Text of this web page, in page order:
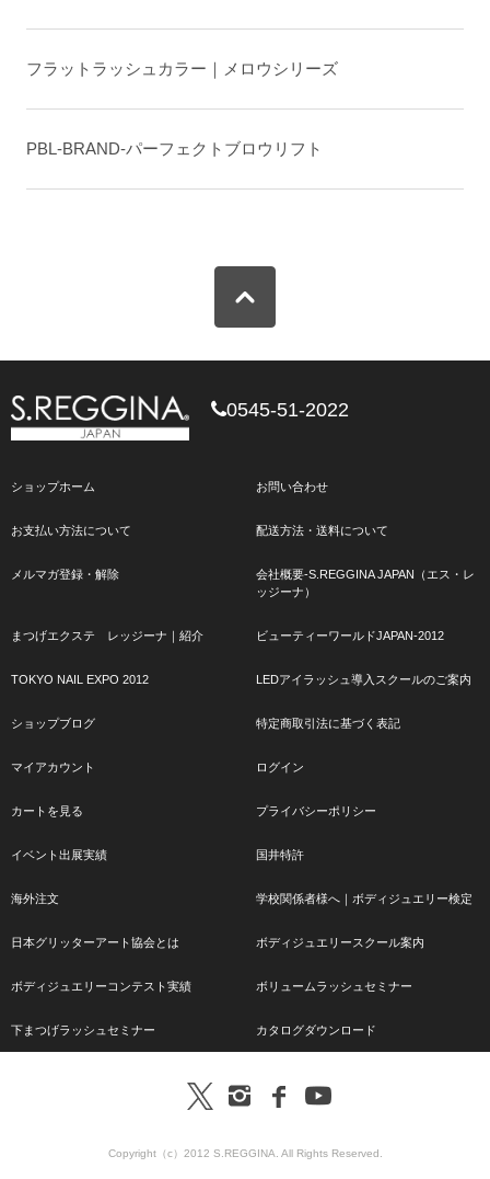
フラットラッシュカラー｜メロウシリーズ
PBL-BRAND-パーフェクトブロウリフト
0545-51-2022
ショップホーム お問い合わせ
お支払い方法について 配送方法・送料について
メルマガ登録・解除
会社概要-S.REGGINA JAPAN（エス・レ
ッジーナ）
まつげエクステ レッジーナ｜紹介 ビューティーワールドJAPAN-2012
TOKYO NAIL EXPO 2012 LEDアイラッシュ導入スクールのご案内
ショップブログ 特定商取引法に基づく表記
マイアカウント ログイン
カートを見る プライバシーポリシー
イベント出展実績 国井特許
海外注文 学校関係者様へ｜ボディジュエリー検定
日本グリッターアート協会とは ボディジュエリースクール案内
ボディジュエリーコンテスト実績 ボリュームラッシュセミナー
下まつげラッシュセミナー カタログダウンロード
Copyright（c）2012 S.REGGINA. All Rights Reserved.